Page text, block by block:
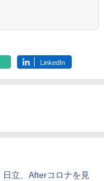
LinkedIn
日立、Afterコロナを見